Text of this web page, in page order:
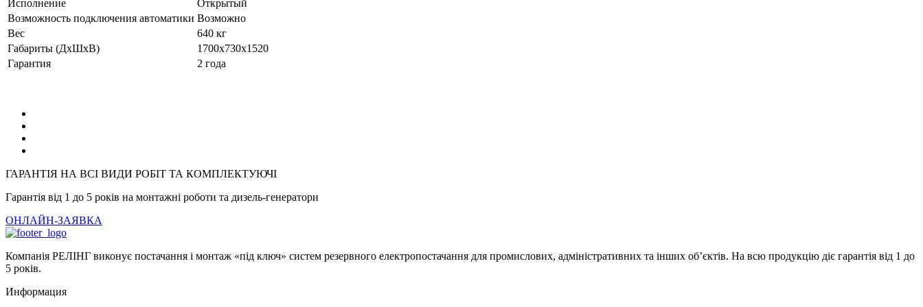
Исполнение
Открытый
Возможность подключения автоматики Возможно
Вес
640 кг
Габариты (ДхШхВ)
1700х730х1520
Гарантия
2 года
ГАРАНТІЯ НА ВСІ ВИДИ РОБІТ ТА КОМПЛЕКТУЮЧІ
Гарантія від 1 до 5 років на монтажні роботи та дизель-генератори
ОНЛАЙН-ЗАЯВКА
Компанія РЕЛІНГ виконує постачання і монтаж «під ключ» систем резервного електропостачання для промислових, адміністративних та інших об’єктів. На всю продукцію діє гарантія від 1 до
5 років.
Информация